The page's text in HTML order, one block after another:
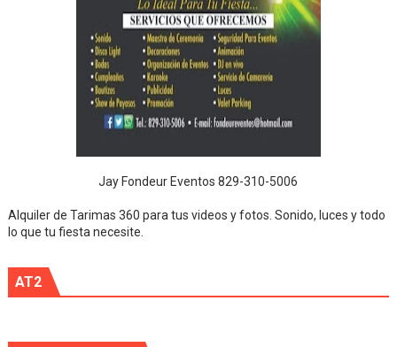
Jay Fondeur Eventos 829-310-5006
Alquiler de Tarimas 360 para tus videos y fotos. Sonido, luces y todo
lo que tu fiesta necesite.
AT2